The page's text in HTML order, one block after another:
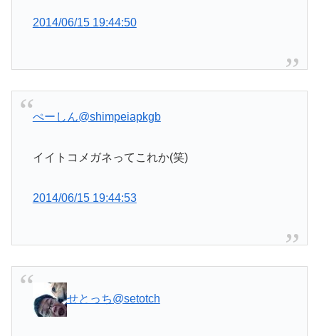
2014/06/15 19:44:50
ぺーしん@shimpeiapkgb
イイトコメガネってこれか(笑)
2014/06/15 19:44:53
せとっち@setotch